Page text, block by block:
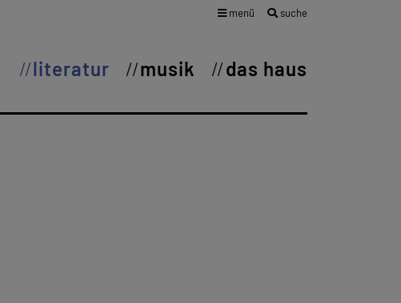
menü suche
literatur musik das haus